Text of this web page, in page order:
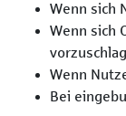
Wenn sich
Wenn sich
Wenn
Bei